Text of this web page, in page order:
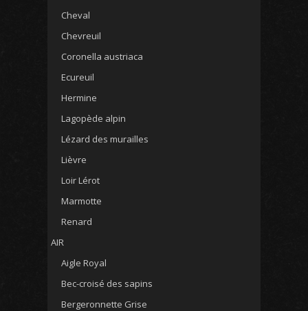
Cheval
Chevreuil
Coronella austriaca
Ecureuil
Hermine
Lagopède alpin
Lézard des murailles
Lièvre
Loir Lérot
Marmotte
Renard
AIR
Aigle Royal
Bec-croisé des sapins
Bergeronnette Grise